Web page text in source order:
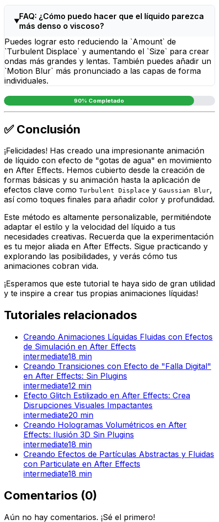
FAQ: ¿Cómo puedo hacer que el líquido parezca
más denso o viscoso?
Puedes lograr esto reduciendo la `Amount` de
`Turbulent Displace` y aumentando el `Size` para crear
ondas más grandes y lentas. También puedes añadir un
`Motion Blur` más pronunciado a las capas de forma
individuales.
90% Completado
✅ Conclusión
¡Felicidades! Has creado una impresionante animación
de líquido con efecto de "gotas de agua" en movimiento
en After Effects. Hemos cubierto desde la creación de
formas básicas y su animación hasta la aplicación de
efectos clave como Turbulent Displace y Gaussian Blur,
así como toques finales para añadir color y profundidad.
Este método es altamente personalizable, permitiéndote
adaptar el estilo y la velocidad del líquido a tus
necesidades creativas. Recuerda que la experimentación
es tu mejor aliada en After Effects. Sigue practicando y
explorando las posibilidades, y verás cómo tus
animaciones cobran vida.
¡Esperamos que este tutorial te haya sido de gran utilidad
y te inspire a crear tus propias animaciones líquidas!
Tutoriales relacionados
Creando Animaciones Líquidas Fluidas con Efectos
de Simulación en After Effects
intermediate18 min
Creando Transiciones con Efecto de "Falla Digital"
en After Effects: Sin Plugins
intermediate12 min
Efecto Glitch Estilizado en After Effects: Crea
Disrupciones Visuales Impactantes
intermediate20 min
Creando Hologramas Volumétricos en After
Effects: Ilusión 3D Sin Plugins
intermediate18 min
Creando Efectos de Partículas Abstractas y Fluidas
con Particulate en After Effects
intermediate18 min
Comentarios (0)
Aún no hay comentarios. ¡Sé el primero!